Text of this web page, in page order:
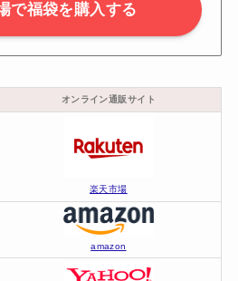
で福袋を購入する
オンライン通販サイト
楽天市場
amazon